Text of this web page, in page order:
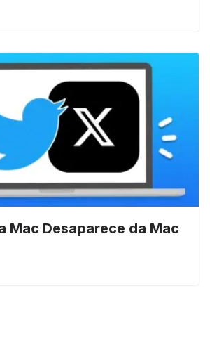
Mac Desaparece da Mac